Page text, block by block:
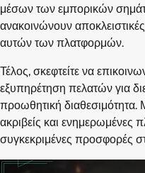
μέσων των εμπορικών
ανακοινώνουν
αυτών των πλατφορμών.
Τέλος, σκεφτείτε να
εξυπηρέτηση πελατών για
προωθητική
ακριβείς και ενημερωμένες
συγκεκριμένες προσφορές